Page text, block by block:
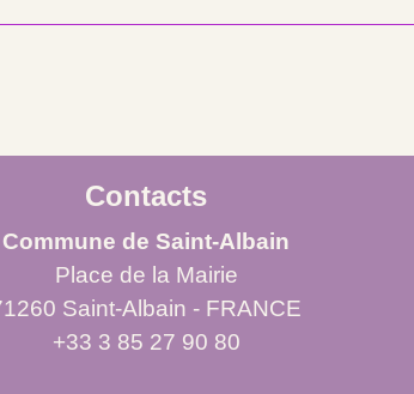
Contacts
Commune de Saint-Albain
Place de la Mairie
Saint-Albain - FRANCE
+33 3 85 27 90 80